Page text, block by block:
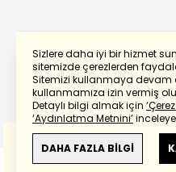
Sizlere daha iyi bir hizmet
sitemizde çerezlerden
Sitemizi kullanmaya devam
kullanmamıza izin vermiş
Detaylı bilgi almak için
‘Aydınlatma Metnini’
DAHA FAZLA BİLGİ
Powered by
Bu çevirideGoogle Translete
Anlam ve çeviri hatalarından
sorumlu değildir.